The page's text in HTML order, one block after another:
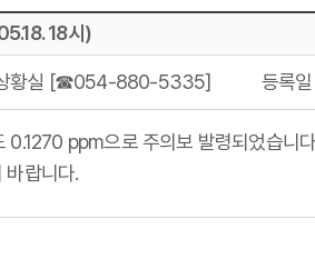
18시)
등록일
황실 [☎054-880-5335]
도 0.1270 ppm으로 주의보 발령
바랍니다.